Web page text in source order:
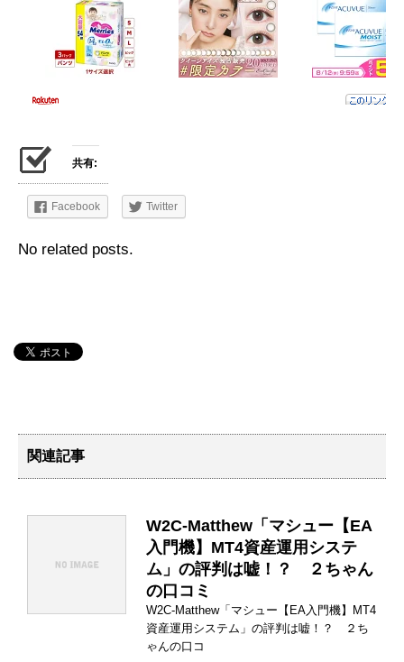
共有:
Facebook Twitter
No related posts.
関連記事
W2C-Matthew「マシュー【EA
入門機】MT4資産運用システ
ム」の評判は嘘！？ ２ちゃん
の口コミ
W2C-Matthew「マシュー【EA入門機】MT4
資産運用システム」の評判は嘘！？ ２ち
ゃんの口コ